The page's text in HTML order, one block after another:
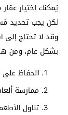
يُمكنك اختيار
لكن يجب تحديد
وقد لا تحتاج إلى
بشكل عام، ومن
الحفاظ على
ممارسة
تناول